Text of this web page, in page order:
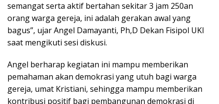
semangat serta aktif bertahan sekitar 3 jam 250an
orang warga gereja, ini adalah gerakan awal yang
bagus”, ujar Angel Damayanti, Ph,D Dekan Fisipol UKI
saat mengikuti sesi diskusi.
Angel berharap kegiatan ini mampu memberikan
pemahaman akan demokrasi yang utuh bagi warga
gereja, umat Kristiani, sehingga mampu memberikan
kontribusi positif bagi pembangunan demokrasi di